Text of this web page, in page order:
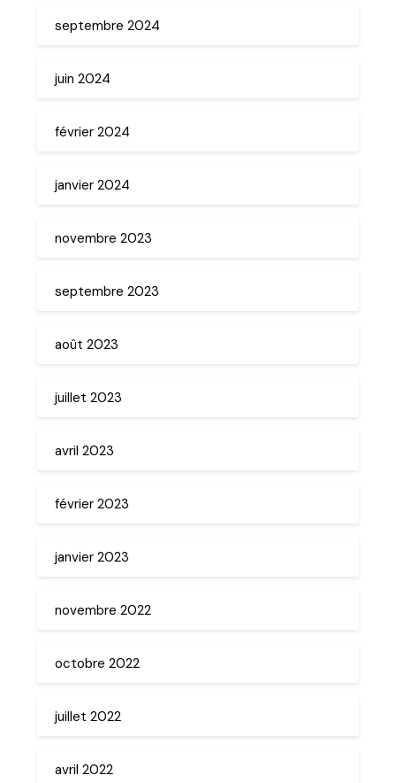
septembre 2024
juin 2024
février 2024
janvier 2024
novembre 2023
septembre 2023
août 2023
juillet 2023
avril 2023
février 2023
janvier 2023
novembre 2022
octobre 2022
juillet 2022
avril 2022